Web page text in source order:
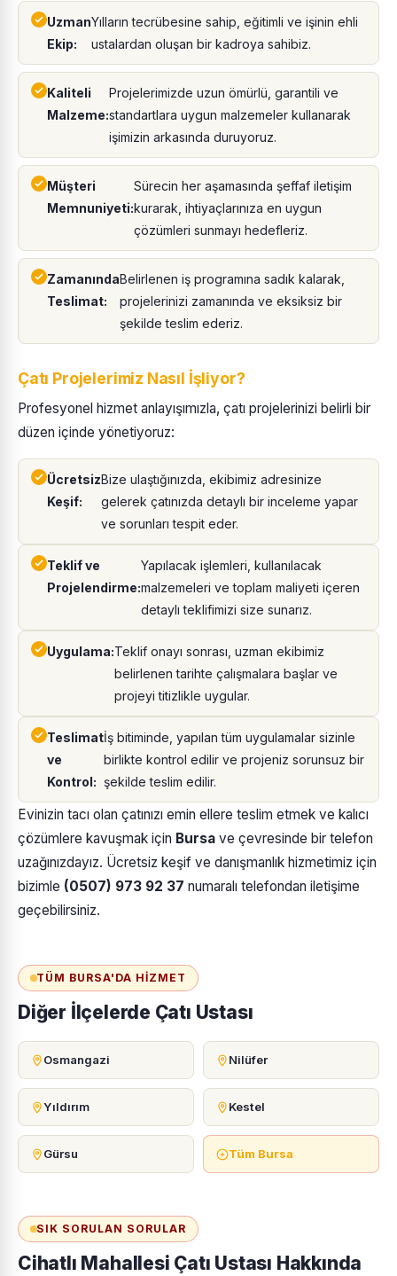
Uzman
Ekip:
Yılların tecrübesine sahip, eğitimli ve işinin ehli
ustalardan oluşan bir kadroya sahibiz.
Kaliteli
Malzeme:
Projelerimizde uzun ömürlü, garantili ve
standartlara uygun malzemeler kullanarak
işimizin arkasında duruyoruz.
Müşteri
Memnuniyeti:
Sürecin her aşamasında şeffaf iletişim
kurarak, ihtiyaçlarınıza en uygun
çözümleri sunmayı hedefleriz.
Zamanında
Teslimat:
Belirlenen iş programına sadık kalarak,
projelerinizi zamanında ve eksiksiz bir
şekilde teslim ederiz.
Çatı Projelerimiz Nasıl İşliyor?
Profesyonel hizmet anlayışımızla, çatı projelerinizi belirli bir
düzen içinde yönetiyoruz:
Ücretsiz
Keşif:
Bize ulaştığınızda, ekibimiz adresinize
gelerek çatınızda detaylı bir inceleme yapar
ve sorunları tespit eder.
Teklif ve
Projelendirme:
Yapılacak işlemleri, kullanılacak
malzemeleri ve toplam maliyeti içeren
detaylı teklifimizi size sunarız.
Uygulama:Teklif onayı sonrası, uzman ekibimiz
belirlenen tarihte çalışmalara başlar ve
projeyi titizlikle uygular.
Teslimat
ve
Kontrol:
İş bitiminde, yapılan tüm uygulamalar sizinle
birlikte kontrol edilir ve projeniz sorunsuz bir
şekilde teslim edilir.
Evinizin tacı olan çatınızı emin ellere teslim etmek ve kalıcı
çözümlere kavuşmak için Bursa ve çevresinde bir telefon
uzağınızdayız. Ücretsiz keşif ve danışmanlık hizmetimiz için
bizimle (0507) 973 92 37 numaralı telefondan iletişime
geçebilirsiniz.
TÜM BURSA'DA HIZMET
Diğer İlçelerde Çatı Ustası
Osmangazi Nilüfer
Yıldırım Kestel
Gürsu Tüm Bursa
SIK SORULAN SORULAR
Cihatlı Mahallesi Çatı Ustası Hakkında